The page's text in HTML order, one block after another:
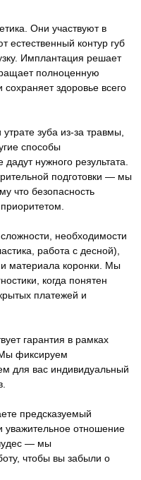
Они участвуют в
естественный контур губ
Имплантация решает
полноценную
здоровье всего
зуба из-за травмы,
способы
нужного результата.
подготовки — мы
что безопасность
необходимости
работа с десной),
материала коронки. Мы
когда понятен
платежей и
гарантия в рамках
фиксируем
для вас индивидуальный
предсказуемый
уважительное отношение
— мы
чтобы вы забыли о